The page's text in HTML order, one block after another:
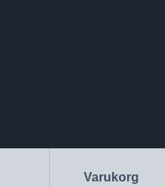
Varukorg